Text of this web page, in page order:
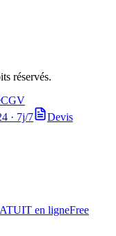
réservés.
CGV
· 7j/7
Devis
en ligneFree